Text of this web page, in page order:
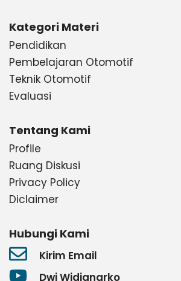
Kategori Materi
Pendidikan
Pembelajaran Otomotif
Teknik Otomotif
Evaluasi
Tentang Kami
Profile
Ruang Diskusi
Privacy Policy
Diclaimer
Hubungi Kami
Kirim Email
Dwi Widjanarko